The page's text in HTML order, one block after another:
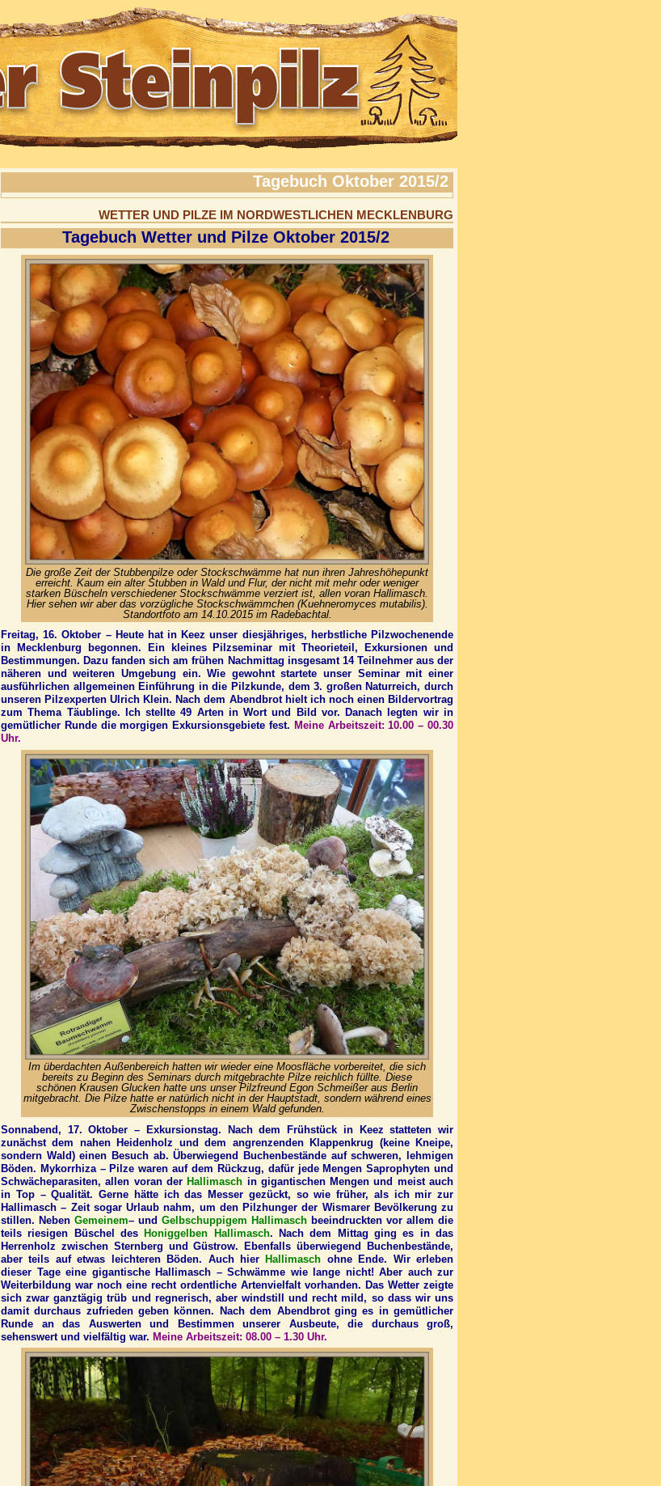
Tagebuch Oktober 2015/2
WETTER UND PILZE IM NORDWESTLICHEN MECKLENBURG
Tagebuch Wetter und Pilze Oktober 2015/2
Die große Zeit der Stubbenpilze oder Stockschwämme hat nun ihren Jahreshöhepunkt
erreicht. Kaum ein alter Stubben in Wald und Flur, der nicht mit mehr oder weniger
starken Büscheln verschiedener Stockschwämme verziert ist, allen voran Hallimasch.
Hier sehen wir aber das vorzügliche Stockschwämmchen (Kuehneromyces mutabilis).
Standortfoto am 14.10.2015 im Radebachtal.
Freitag, 16. Oktober – Heute hat in Keez unser diesjähriges, herbstliche Pilzwochenende
in Mecklenburg begonnen. Ein kleines Pilzseminar mit Theorieteil, Exkursionen und
Bestimmungen. Dazu fanden sich am frühen Nachmittag insgesamt 14 Teilnehmer aus der
näheren und weiteren Umgebung ein. Wie gewohnt startete unser Seminar mit einer
ausführlichen allgemeinen Einführung in die Pilzkunde, dem 3. großen Naturreich, durch
unseren Pilzexperten Ulrich Klein. Nach dem Abendbrot hielt ich noch einen Bildervortrag
zum Thema Täublinge. Ich stellte 49 Arten in Wort und Bild vor. Danach legten wir in
gemütlicher Runde die morgigen Exkursionsgebiete fest. Meine Arbeitszeit: 10.00 – 00.30
Uhr.
Im überdachten Außenbereich hatten wir wieder eine Moosfläche vorbereitet, die sich
bereits zu Beginn des Seminars durch mitgebrachte Pilze reichlich füllte. Diese
schönen Krausen Glucken hatte uns unser Pilzfreund Egon Schmeißer aus Berlin
mitgebracht. Die Pilze hatte er natürlich nicht in der Hauptstadt, sondern während eines
Zwischenstopps in einem Wald gefunden.
Sonnabend, 17. Oktober – Exkursionstag. Nach dem Frühstück in Keez statteten wir
zunächst dem nahen Heidenholz und dem angrenzenden Klappenkrug (keine Kneipe,
sondern Wald) einen Besuch ab. Überwiegend Buchenbestände auf schweren, lehmigen
Böden. Mykorrhiza – Pilze waren auf dem Rückzug, dafür jede Mengen Saprophyten und
Schwächeparasiten, allen voran der Hallimasch in gigantischen Mengen und meist auch
in Top – Qualität. Gerne hätte ich das Messer gezückt, so wie früher, als ich mir zur
Hallimasch – Zeit sogar Urlaub nahm, um den Pilzhunger der Wismarer Bevölkerung zu
stillen. Neben Gemeinem– und Gelbschuppigem Hallimasch beeindruckten vor allem die
teils riesigen Büschel des Honiggelben Hallimasch. Nach dem Mittag ging es in das
Herrenholz zwischen Sternberg und Güstrow. Ebenfalls überwiegend Buchenbestände,
aber teils auf etwas leichteren Böden. Auch hier Hallimasch ohne Ende. Wir erleben
dieser Tage eine gigantische Hallimasch – Schwämme wie lange nicht! Aber auch zur
Weiterbildung war noch eine recht ordentliche Artenvielfalt vorhanden. Das Wetter zeigte
sich zwar ganztägig trüb und regnerisch, aber windstill und recht mild, so dass wir uns
damit durchaus zufrieden geben können. Nach dem Abendbrot ging es in gemütlicher
Runde an das Auswerten und Bestimmen unserer Ausbeute, die durchaus groß,
sehenswert und vielfältig war. Meine Arbeitszeit: 08.00 – 1.30 Uhr.